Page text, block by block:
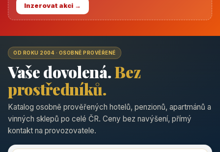
Inzerovat akci →
OD ROKU 2004 · OSOBNĚ PROVĚŘENÉ
Vaše dovolená.Bez
prostředníků.
Katalog osobně prověřených hotelů, penzionů, apartmánů a
vinných sklepů po celé ČR. Ceny bez navýšení, přímý
kontakt na provozovatele.